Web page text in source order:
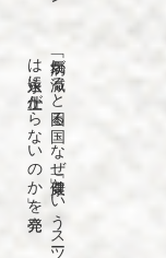
「病気が
減る
と
困る
国
な
ぜ
「健康」と
い
う
ス
ーツ
は
永遠に
仕上が
ら
な
い
の
か
」を
発売